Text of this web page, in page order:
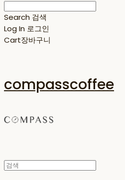
Search 검색
Log In 로그인
Cart장바구니
compasscoffee